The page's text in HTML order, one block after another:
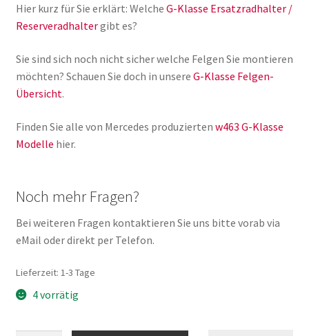
Hier kurz für Sie erklärt: Welche G-Klasse Ersatzradhalter /
Reserveradhaltergibt es?
Sie sind sich noch nicht sicher welche Felgen Sie montieren
möchten? Schauen Sie doch in unsere G-Klasse Felgen-
Übersicht.
Finden Sie alle von Mercedes produzierten w463 G-Klasse
Modelle hier.
Noch mehr Fragen?
Bei weiteren Fragen kontaktieren Sie uns bitte vorab via
eMail oder direkt per Telefon.
Lieferzeit: 1-3 Tage
4 vorrätig